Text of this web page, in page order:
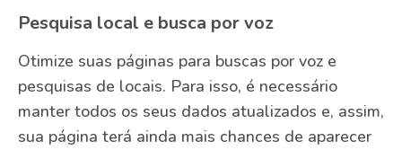
Pesquisa local e busca por voz
Otimize suas páginas para buscas por voz e
pesquisas de locais. Para isso, é necessário
manter todos os seus dados atualizados e, assim,
sua página terá ainda mais chances de aparecer